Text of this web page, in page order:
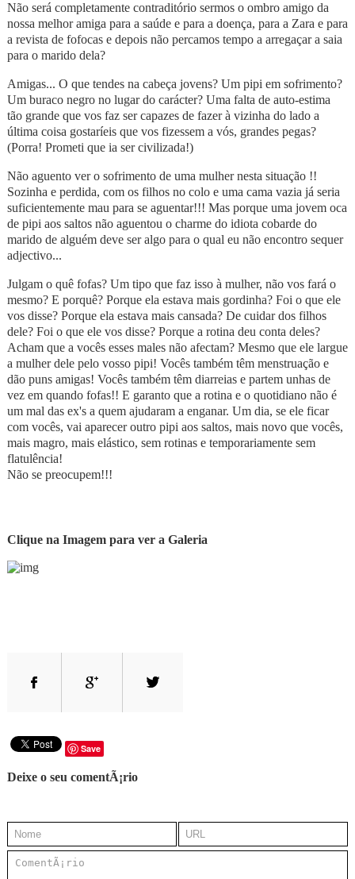
Não será completamente contraditório sermos o ombro amigo da
nossa melhor amiga para a saúde e para a doença, para a Zara e para
a revista de fofocas e depois não percamos tempo a arregaçar a saia
para o marido dela?
Amigas... O que tendes na cabeça jovens? Um pipi em sofrimento?
Um buraco negro no lugar do carácter? Uma falta de auto-estima
tão grande que vos faz ser capazes de fazer à vizinha do lado a
última coisa gostaríeis que vos fizessem a vós, grandes pegas?
(Porra! Prometi que ia ser civilizada!)
Não aguento ver o sofrimento de uma mulher nesta situação !!
Sozinha e perdida, com os filhos no colo e uma cama vazia já seria
suficientemente mau para se aguentar!!! Mas porque uma jovem oca
de pipi aos saltos não aguentou o charme do idiota cobarde do
marido de alguém deve ser algo para o qual eu não encontro sequer
adjectivo...
Julgam o quê fofas? Um tipo que faz isso à mulher, não vos fará o
mesmo? E porquê? Porque ela estava mais gordinha? Foi o que ele
vos disse? Porque ela estava mais cansada? De cuidar dos filhos
dele? Foi o que ele vos disse? Porque a rotina deu conta deles?
Acham que a vocês esses males não afectam? Mesmo que ele largue
a mulher dele pelo vosso pipi! Vocês também têm menstruação e
dão puns amigas! Vocês também têm diarreias e partem unhas de
vez em quando fofas!! E garanto que a rotina e o quotidiano não é
um mal das ex's a quem ajudaram a enganar. Um dia, se ele ficar
com vocês, vai aparecer outro pipi aos saltos, mais novo que vocês,
mais magro, mais elástico, sem rotinas e temporariamente sem
flatulência!
Não se preocupem!!!
Clique na Imagem para ver a Galeria
Save
Deixe o seu comentÃ¡rio